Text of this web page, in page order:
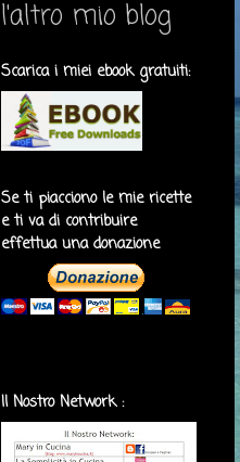
l'altro mio blog
Scarica i miei ebook gratuiti:
Se ti piacciono le mie ricette
e ti va di contribuire
effettua una donazione
Il Nostro Network :